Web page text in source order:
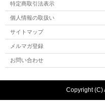
特定商取引法表示
個人情報の取扱い
サイトマップ
メルマガ登録
お問い合わせ
Copyright (C)